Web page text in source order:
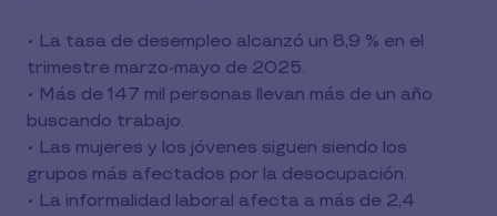
• La tasa de desempleo alcanzó un 8,9 % en el
trimestre marzo-mayo de 2025.
• Más de 147 mil personas llevan más de un año
buscando trabajo.
• Las mujeres y los jóvenes siguen siendo los
grupos más afectados por la desocupación.
• La informalidad laboral afecta a más de 2,4